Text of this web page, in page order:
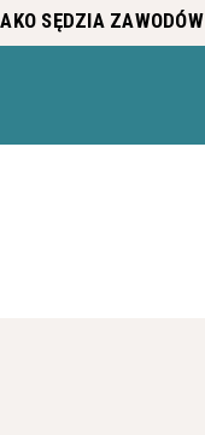
SĘDZIA ZAWODÓW